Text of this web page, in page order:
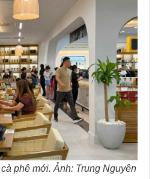
phê mới. Ảnh: Trung Nguyên